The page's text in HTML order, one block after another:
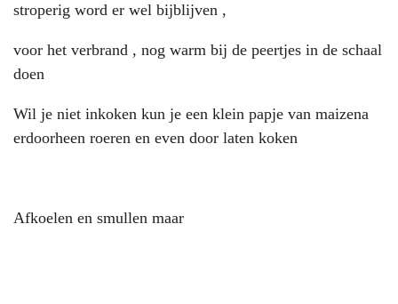
stroperig word er wel bijblijven ,
voor het verbrand , nog warm bij de peertjes in de schaal
doen
Wil je niet inkoken kun je een klein papje van maizena
erdoorheen roeren en even door laten koken
Afkoelen en smullen maar